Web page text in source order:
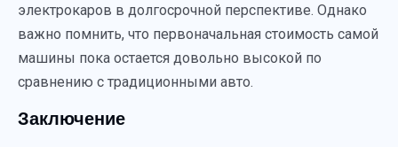
электрокаров в долгосрочной перспективе. Однако
важно помнить, что первоначальная стоимость самой
машины пока остается довольно высокой по
сравнению с традиционными авто.
Заключение